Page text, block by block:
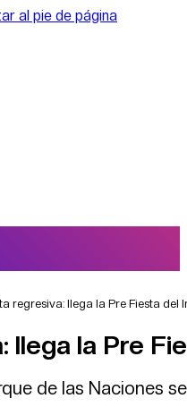
al pie de página
regresiva: llega la Pre Fiesta del
llega la Pre
de las Naciones